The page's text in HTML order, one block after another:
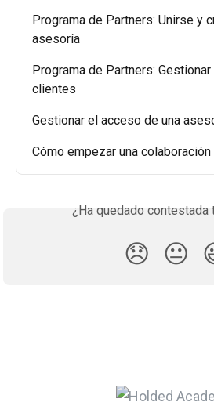
Programa de Partners: Unirse y
asesoría
Programa de Partners:
clientes
Gestionar el acceso de una
Cómo empezar una
¿Ha quedado contestada
😞 😐